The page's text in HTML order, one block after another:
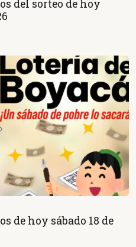
del sorteo de hoy
de hoy sábado 18 de